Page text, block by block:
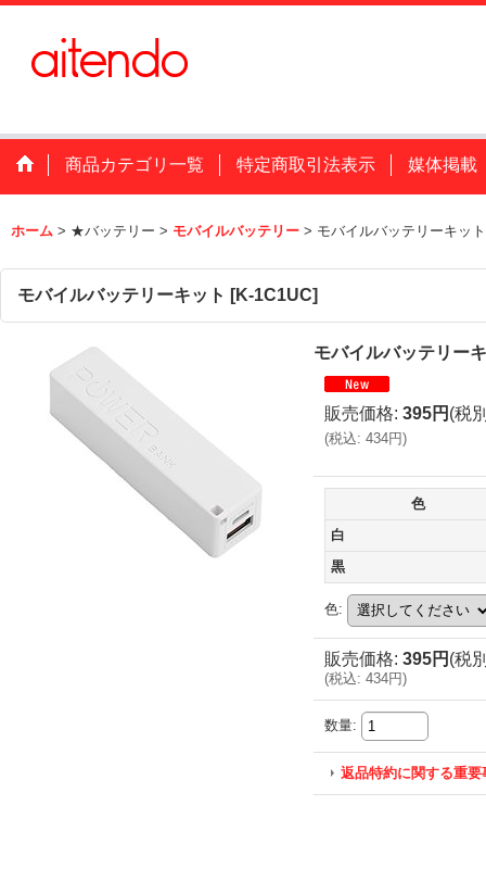
商品カテゴリ一覧 特定商取引法表示 媒体掲載
ホーム > ★バッテリー > モバイルバッテリー > モバイルバッテリーキット
モバイルバッテリーキット [K-1C1UC]
モバイルバッテリー
販売価格: 395円 (税
(税込: 434円)
色
白
黒
色:
販売価格: 395円 (税
(税込: 434円)
数量:
返品特約に関する重要